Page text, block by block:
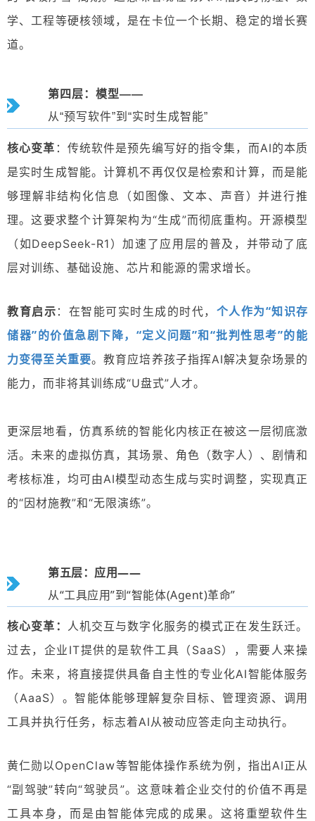
学、工程等硬核领域，是在卡位一个长期、稳定的增长赛
道。
第四层：模型——
从“预写软件”到“实时生成智能”
核心变革 ：传统软件是预先编写好的指令集，而AI的本质
是实时生成智能。计算机不再仅仅是检索和计算，而是能
够理解非结构化信息（如图像、文本、声音）并进行推
理。这要求整个计算架构为“生成”而彻底重构。开源模型
（如DeepSeek-R1）加速了应用层的普及，并带动了底
层对训练、基础设施、芯片和能源的需求增长。
教育启示 ： 在智能可实时生成的时代， 个人作为“知识存
储器”的价值急剧下降， “定义问题”和“批判性思考”的能
力变得至关重要。教育应培养孩子指挥AI解决复杂场景的
能力，而非将其训练成“U盘式”人才。
更深层地看，仿真系统的智能化内核正在被这一层彻底激
活。未来的虚拟仿真，其场景、角色（数字人）、剧情和
考核标准， 均可由AI模型动态生成与实时调整 ，实现真正
的“因材施教”和“无限演练”。
第五层：应用——
从“工具应用”到“智能体(Agent)革命”
核心变革： 人机交互与数字化服务的模式正在发生跃迁。
过去，企业IT提供的是软件工具（SaaS），需要人来操
作。未来，将直接提供具备自主性的专业化AI智能体服务
（AaaS）。智能体能够理解复杂目标、管理资源、调用
工具并执行任务，标志着AI从被动应答走向主动执行。
黄仁勋以OpenClaw等智能体操作系统为例，指出AI正从
“副驾驶”转向“驾驶员”。这意味着企业交付的价值不再是
工具本身，而是由智能体完成的 成果。这将重塑软件生